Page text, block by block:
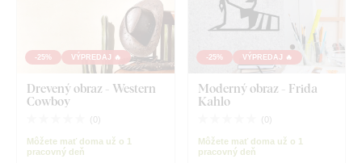
-25% VÝPREDAJ 🔥
Drevený obraz - Western
Cowboy
( 0)
Môžete mať doma už o 1
pracovný deň
-25% VÝPREDAJ 🔥
Moderný obraz - Frida
Kahlo
( 0)
Môžete mať doma už o 1
pracovný deň